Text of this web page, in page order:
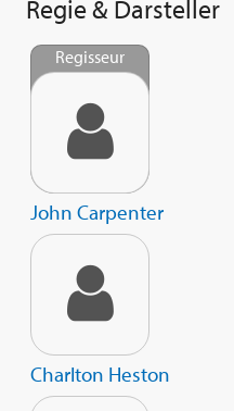
Regie & Darsteller
Regisseur
John Carpenter
Charlton Heston